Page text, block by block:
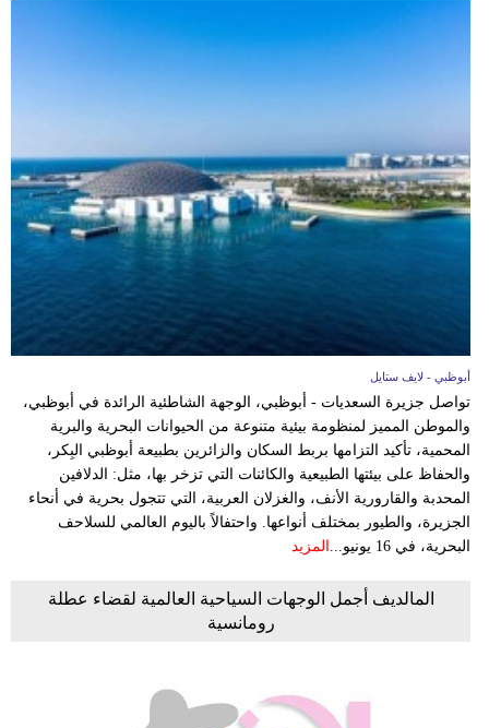
أبوظبي - لايف ستايل
تواصل جزيرة السعديات - أبوظبي، الوجهة الشاطئية الرائدة في أبوظبي،
والموطن المميز لمنظومة بيئية متنوعة من الحيوانات البحرية والبرية
المحمية، تأكيد التزامها بربط السكان والزائرين بطبيعة أبوظبي البِكر،
والحفاظ على بيئتها الطبيعية والكائنات التي تزخر بها، مثل: الدلافين
المحدبة والقارورية الأنف، والغزلان العربية، التي تتجول بحرية في أنحاء
الجزيرة، والطيور بمختلف أنواعها. واحتفالاً باليوم العالمي للسلاحف
البحرية، في 16 يونيو...
المزيد
المالديف أجمل الوجهات السياحية العالمية لقضاء عطلة
رومانسية